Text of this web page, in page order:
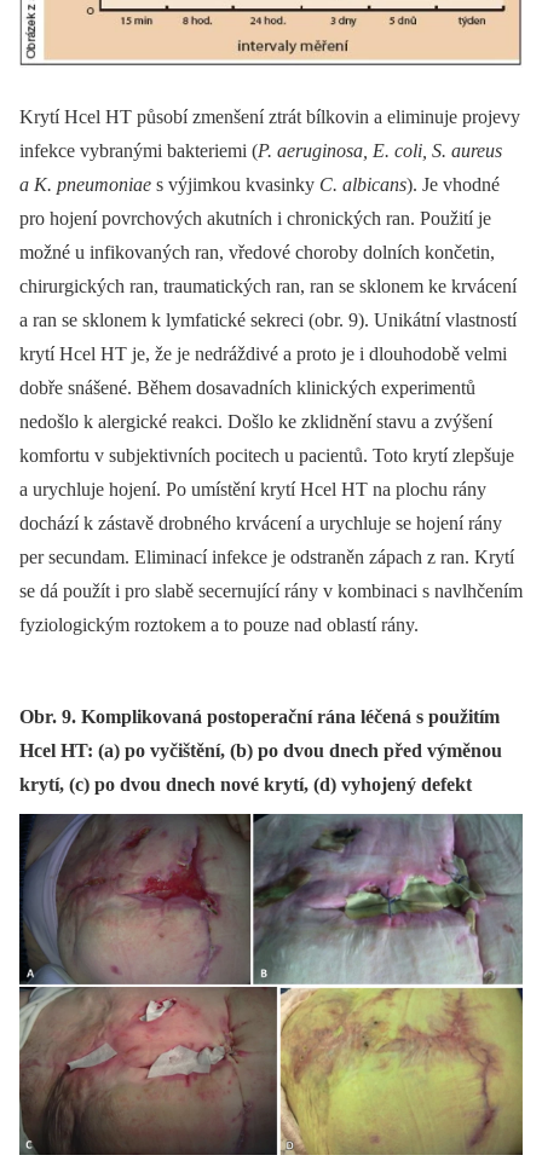
Krytí Hcel HT působí zmenšení ztrát bílkovin a eliminuje projevy
infekce vybranými bakteriemi (P. aeruginosa, E. coli, S. aureus
a K. pneumoniae s výjimkou kvasinky C. albicans). Je vhodné
pro hojení povrchových akutních i chronických ran. Použití je
možné u infikovaných ran, vředové choroby dolních končetin,
chirurgických ran, traumatických ran, ran se sklonem ke krvácení
a ran se sklonem k lymfatické sekreci (obr. 9). Unikátní vlastností
krytí Hcel HT je, že je nedráždivé a proto je i dlouhodobě velmi
dobře snášené. Během dosavadních klinických experimentů
nedošlo k alergické reakci. Došlo ke zklidnění stavu a zvýšení
komfortu v subjektivních pocitech u pacientů. Toto krytí zlepšuje
a urychluje hojení. Po umístění krytí Hcel HT na plochu rány
dochází k zástavě drobného krvácení a urychluje se hojení rány
per secundam. Eliminací infekce je odstraněn zápach z ran. Krytí
se dá použít i pro slabě secernující rány v kombinaci s navlhčením
fyziologickým roztokem a to pouze nad oblastí rány.
Obr. 9. Komplikovaná postoperační rána léčená s použitím
Hcel HT: (a) po vyčištění, (b) po dvou dnech před výměnou
krytí, (c) po dvou dnech nové krytí, (d) vyhojený defekt